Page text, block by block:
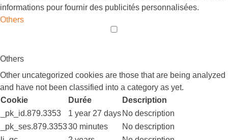
informations pour fournir des publicités personnalisées.
Others
Others
Other uncategorized cookies are those that are being analyzed
and have not been classified into a category as yet.
Cookie
Durée
Description
_pk_id.879.3353
1 year 27 days No description
_pk_ses.879.335330 minutes
No description